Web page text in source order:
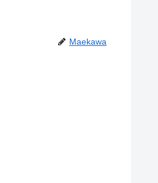
Maekawa